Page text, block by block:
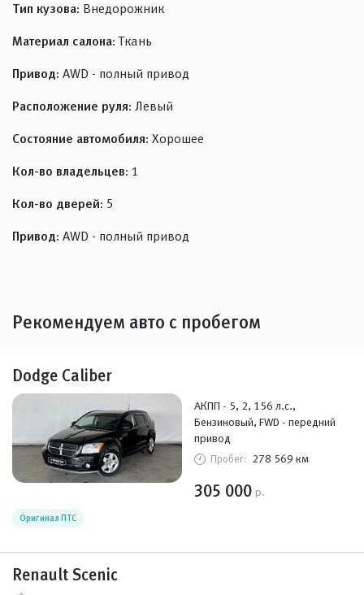
Тип кузова: Внедорожник
Материал салона: Ткань
Привод: AWD - полный привод
Расположение руля: Левый
Состояние автомобиля: Хорошее
Кол-во владельцев: 1
Кол-во дверей: 5
Привод: AWD - полный привод
Рекомендуем авто с пробегом
Dodge Caliber
АКПП - 5, 2, 156 л.с.,
Бензиновый, FWD - передний
привод
Пробег: 278 569 км
305 000 р.
Оригинал ПТС
Renault Scenic